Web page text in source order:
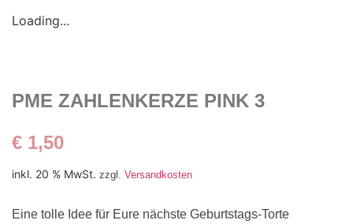
Loading...
PME ZAHLENKERZE PINK 3
€ 1,50
inkl. 20 % MwSt. zzgl. Versandkosten
Eine tolle Idee für Eure nächste Geburtstags-Torte